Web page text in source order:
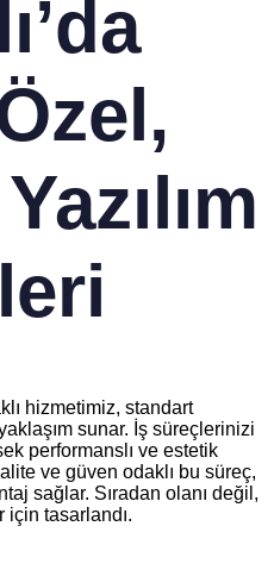
hizmetimiz, standart
sunar. İş süreçlerinizi
performanslı ve estetik
ve güven odaklı bu süreç,
sağlar. Sıradan olanı değil,
için tasarlandı.